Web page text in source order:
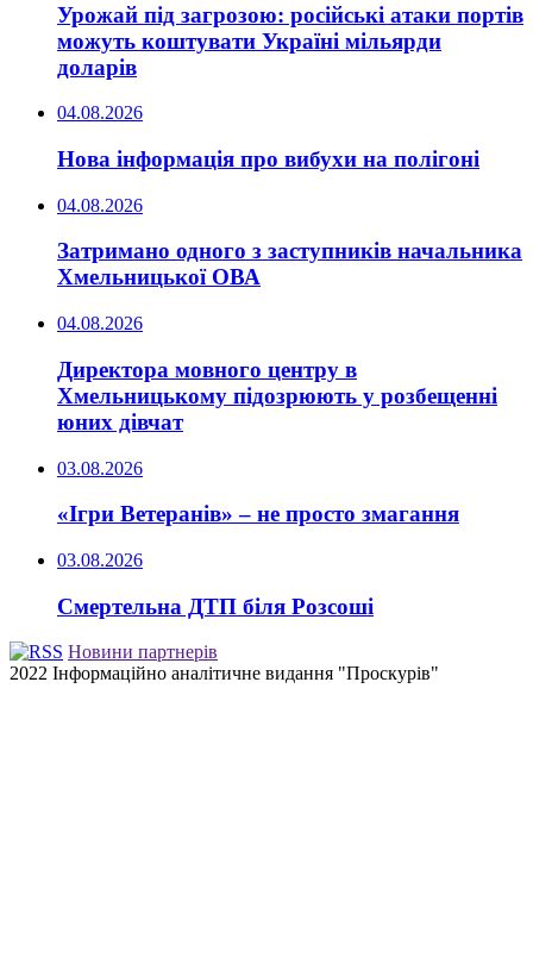
Урожай під загрозою: російські атаки портів
можуть коштувати Україні мільярди
доларів
04.08.2026
Нова інформація про вибухи на полігоні
04.08.2026
Затримано одного з заступників начальника
Хмельницької ОВА
04.08.2026
Директора мовного центру в
Хмельницькому підозрюють у розбещенні
юних дівчат
03.08.2026
«Ігри Ветеранів» – не просто змагання
03.08.2026
Смертельна ДТП біля Розсоші
Новини партнерів
2022 Інформаційно аналітичне видання "Проскурів"